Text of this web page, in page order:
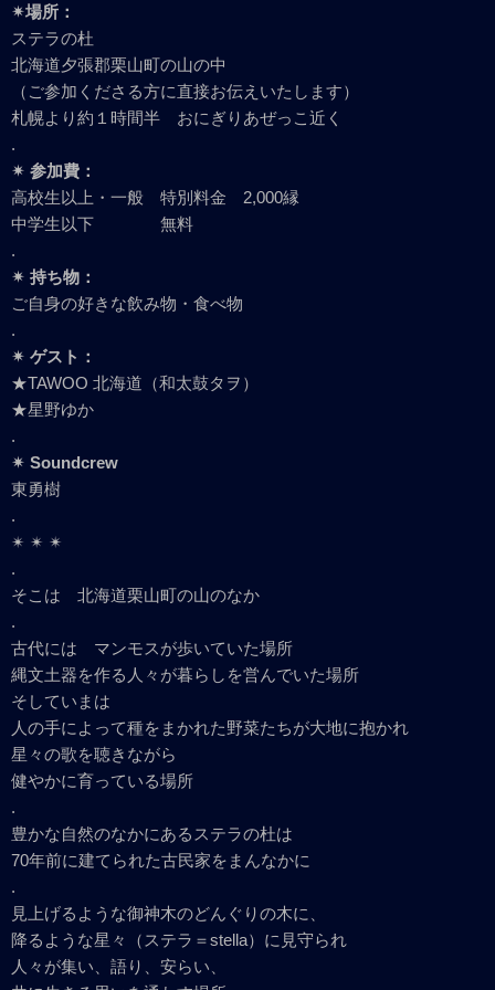
✴︎場所：
ステラの杜
北海道夕張郡栗山町の山の中
（ご参加くださる方に直接お伝えいたします）
札幌より約１時間半 おにぎりあぜっこ近く
.
✴︎ 参加費：
高校生以上・一般 特別料金 2,000縁
中学生以下 無料
.
✴︎ 持ち物：
ご自身の好きな飲み物・食べ物
.
✴︎ ゲスト：
★TAWOO 北海道（和太鼓タヲ）
★星野ゆか
.
✴︎ Soundcrew
東勇樹
.
✴︎ ✴︎ ✴︎
.
そこは 北海道栗山町の山のなか
.
古代には マンモスが歩いていた場所
縄文土器を作る人々が暮らしを営んでいた場所
そしていまは
人の手によって種をまかれた野菜たちが大地に抱かれ
星々の歌を聴きながら
健やかに育っている場所
.
豊かな自然のなかにあるステラの杜は
70年前に建てられた古民家をまんなかに
.
見上げるような御神木のどんぐりの木に、
降るような星々（ステラ＝stella）に見守られ
人々が集い、語り、安らい、